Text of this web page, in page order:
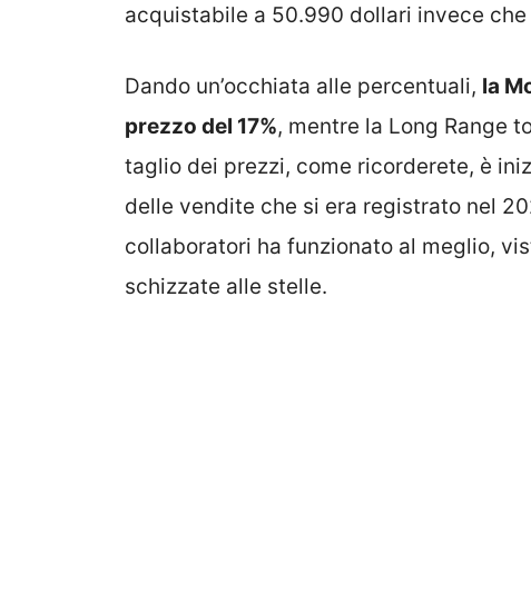
acquistabile a 50.990 dollari invece
Dando un’occhiata alle percentuali, la
prezzo del 17%, mentre la Long Range
taglio dei prezzi, come ricorderete, è
delle vendite che si era registrato nel
collaboratori ha funzionato al meglio,
schizzate alle stelle.